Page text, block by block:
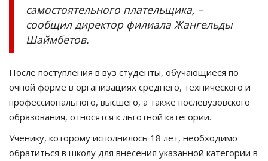
самостоятельного плательщика, –
сообщил директор филиала Жангельды
Шаймбетов.
После поступления в вуз студенты, обучающиеся по
очной форме в организациях среднего, технического и
профессионального, высшего, а также послевузовского
образования, относятся к льготной категории.
Ученику, которому исполнилось 18 лет, необходимо
обратиться в школу для внесения указанной категории в